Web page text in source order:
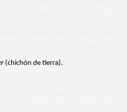
(chichón de tierra).